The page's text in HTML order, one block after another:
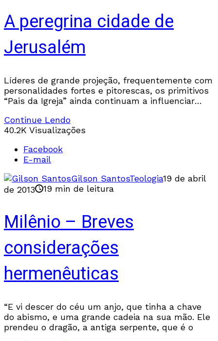
A peregrina cidade de
Jerusalém
Líderes de grande projeção, frequentemente com
personalidades fortes e pitorescas, os primitivos
“Pais da Igreja” ainda continuam a influenciar
daPatrística deu-se no
Continue Lendo
40.2K Visualizações
Facebook
E-mail
Gilson SantosTeologia19 de abril
de 2013
19 min de leitura
Milênio – Breves
considerações
hermenêuticas
“E vi descer do céu um anjo, que tinha a chave
do abismo, e uma grande cadeia na sua mão. Ele
prendeu o dragão, a antiga serpente, que é o